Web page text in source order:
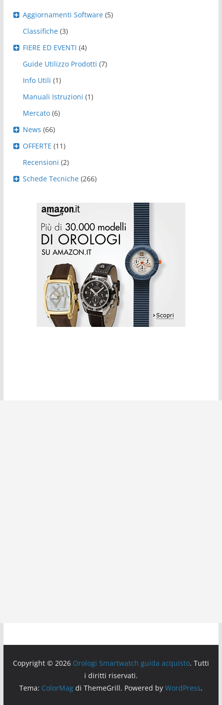
Aggiornamenti Software (5)
Classifiche (3)
FIERE ED EVENTI (4)
Guide Utilizzo Prodotti (7)
Info Utili (1)
Manuali Istruzioni (1)
Mercato (6)
News (66)
OFFERTE (11)
Recensioni (2)
Schede Tecniche (266)
Copyright © 2026 Orologi Smartwatch guida acquisto. Tutti
i diritti riservati.
Tema: ColorMagdi ThemeGrill. Powered by WordPress.